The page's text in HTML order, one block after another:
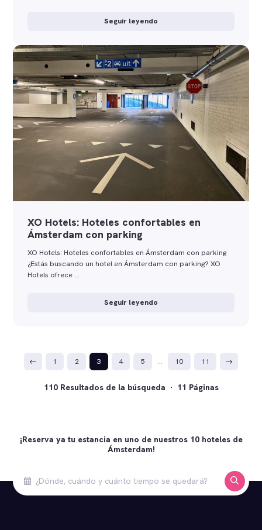
Seguir leyendo
XO Hotels: Hoteles confortables en
Ámsterdam con parking
XO Hotels: Hoteles confortables en Ámsterdam con parking
¿Estás buscando un hotel en Ámsterdam con parking? XO
Hotels ofrece …
Seguir leyendo
1 2 3 4 5 … 10 11
110 Resultados de la búsqueda · 11 Páginas
¡Reserva ya tu estancia en uno de nuestros 10 hoteles de
Ámsterdam!